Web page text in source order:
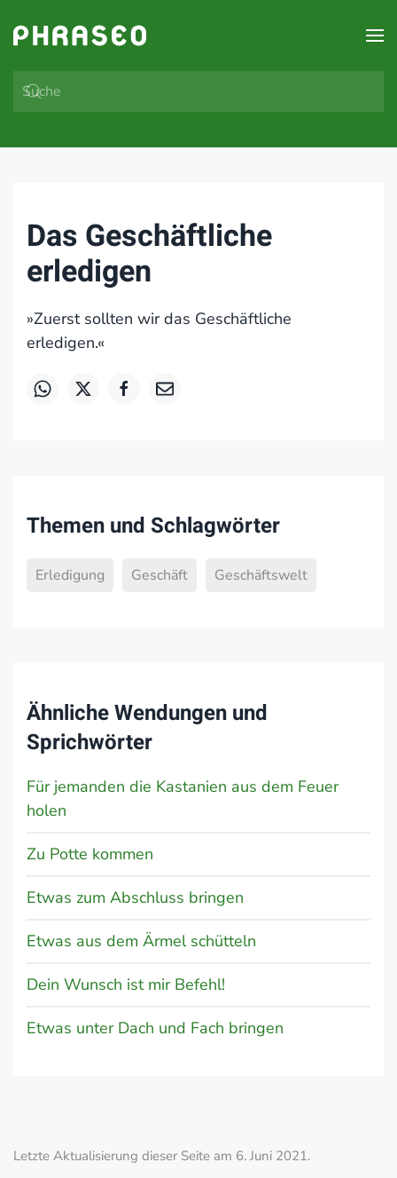
Zum Hauptinhalt springen
Das Geschäftliche
erledigen
»Zuerst sollten wir das Geschäftliche
erledigen.«
Themen und Schlagwörter
Erledigung Geschäft Geschäftswelt
Ähnliche Wendungen und
Sprichwörter
Für jemanden die Kastanien aus dem Feuer
holen
Zu Potte kommen
Etwas zum Abschluss bringen
Etwas aus dem Ärmel schütteln
Dein Wunsch ist mir Befehl!
Etwas unter Dach und Fach bringen
Letzte Aktualisierung dieser Seite am 6. Juni 2021.